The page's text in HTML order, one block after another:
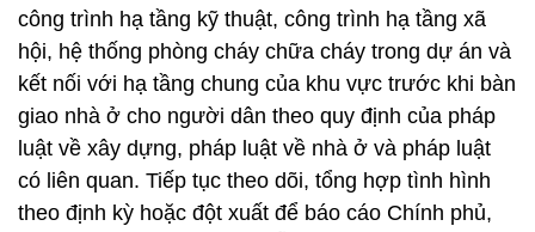
công trình hạ tầng kỹ thuật, công trình hạ tầng xã
hội, hệ thống phòng cháy chữa cháy trong dự án và
kết nối với hạ tầng chung của khu vực trước khi bàn
giao nhà ở cho người dân theo quy định của pháp
luật về xây dựng, pháp luật về nhà ở và pháp luật
có liên quan. Tiếp tục theo dõi, tổng hợp tình hình
theo định kỳ hoặc đột xuất để báo cáo Chính phủ,